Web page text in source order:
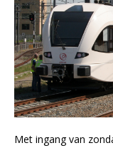
Met ingang van